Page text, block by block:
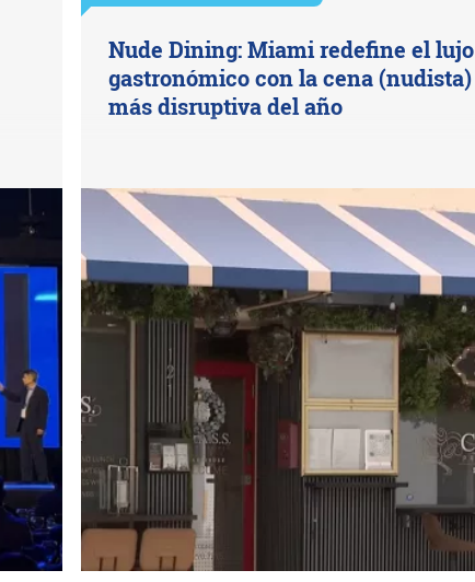
Nude Dining: Miami redefine el lujo
gastronómico con la cena (nudista)
más disruptiva del año